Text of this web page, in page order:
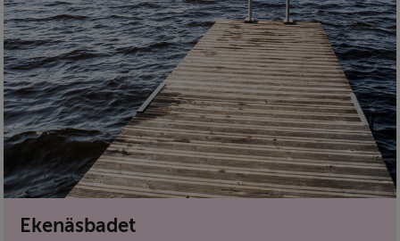
Ekenäsbadet